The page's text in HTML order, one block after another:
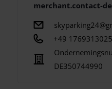
merchant.contact-
+49
DE350744990